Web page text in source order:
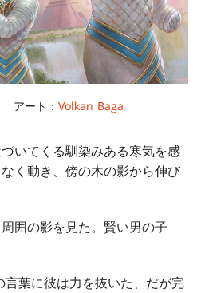
アート： Volkan Baga
いてくる馴染みある寒気を感
く動き、傍の木の影から伸び
囲の影を見た。賢い男の子
言葉に彼は力を抜いた、だが完